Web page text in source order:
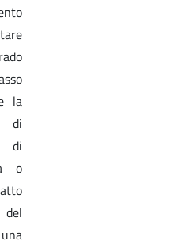
la
di
di
o